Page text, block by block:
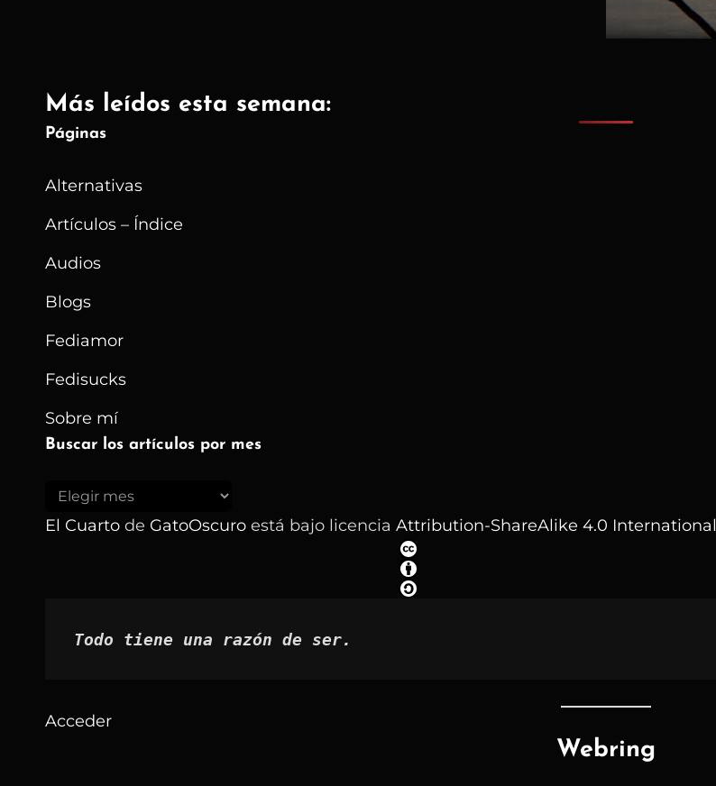
Más leídos esta semana:
Páginas
Alternativas
Artículos – Índice
Audios
Blogs
Fediamor
Fedisucks
Sobre mí
Buscar los artículos por mes
Buscar
los
El Cuarto de GatoOscuro está bajo licencia Attribution-ShareAlike 4.0 International
Todo tiene una razón de ser.
Acceder
Webring